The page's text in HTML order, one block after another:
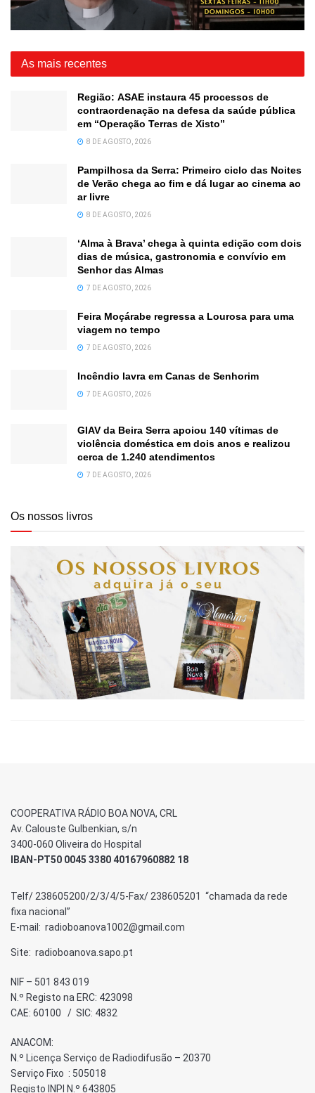
As mais recentes
Região: ASAE instaura 45 processos de
contraordenação na defesa da saúde pública
em “Operação Terras de Xisto”
8 DE AGOSTO, 2026
Pampilhosa da Serra: Primeiro ciclo das Noites
de Verão chega ao fim e dá lugar ao cinema ao
ar livre
8 DE AGOSTO, 2026
‘Alma à Brava’ chega à quinta edição com dois
dias de música, gastronomia e convívio em
Senhor das Almas
7 DE AGOSTO, 2026
Feira Moçárabe regressa a Lourosa para uma
viagem no tempo
7 DE AGOSTO, 2026
Incêndio lavra em Canas de Senhorim
7 DE AGOSTO, 2026
GIAV da Beira Serra apoiou 140 vítimas de
violência doméstica em dois anos e realizou
cerca de 1.240 atendimentos
7 DE AGOSTO, 2026
Os nossos livros
COOPERATIVA RÁDIO BOA NOVA, CRL
Av. Calouste Gulbenkian, s/n
3400-060 Oliveira do Hospital
IBAN-PT50 0045 3380 40167960882 18
Telf/ 238605200/2/3/4/5-Fax/ 238605201 “chamada da rede
fixa nacional”
E-mail: radioboanova1002@gmail.com
Site: radioboanova.sapo.pt
NIF – 501 843 019
N.º Registo na ERC: 423098
CAE: 60100 / SIC: 4832
ANACOM:
N.º Licença Serviço de Radiodifusão – 20370
Serviço Fixo : 505018
Registo INPI N.º 643805